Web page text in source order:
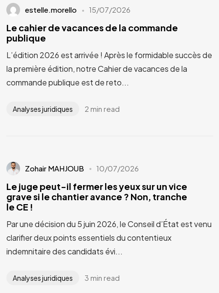
estelle.morello 15/07/2026
Le cahier de vacances de la commande
publique
L’édition 2026 est arrivée ! Après le formidable succès de
la première édition, notre Cahier de vacances de la
commande publique est de reto...
Analyses juridiques 2 min read
Zohair MAHJOUB 10/07/2026
Le juge peut-il fermer les yeux sur un vice
grave si le chantier avance ? Non, tranche
le CE !
Par une décision du 5 juin 2026, le Conseil d’État est venu
clarifier deux points essentiels du contentieux
indemnitaire des candidats évi...
Analyses juridiques 3 min read